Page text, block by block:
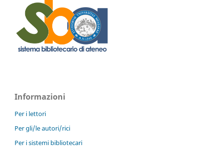
Informazioni
Per i lettori
Per gli/le autori/rici
Per i sistemi bibliotecari